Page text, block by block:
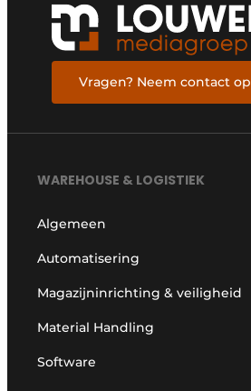
Vragen? Neem contact op
WAREHOUSE & LOGISTIEK
Algemeen
Automatisering
Magazijninrichting & veiligheid
Material Handling
Software